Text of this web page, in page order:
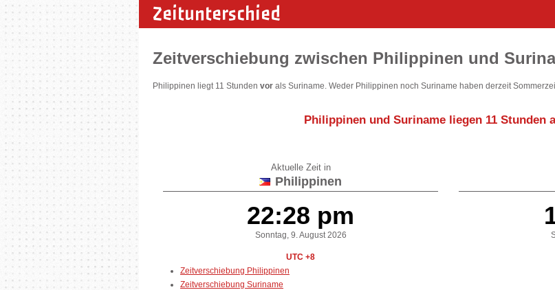
Zeitunterschied
Zeitverschiebung zwischen Philippinen und
Philippinen liegt 11 Stunden vor als Suriname. Weder Philippinen noch Suriname haben derzeit
Philippinen und Suriname liegen 11 Stunden
Aktuelle Zeit in
Philippinen
22:28 pm
Sonntag, 9. August 2026
UTC +8
Zeitverschiebung Philippinen
Zeitverschiebung Suriname